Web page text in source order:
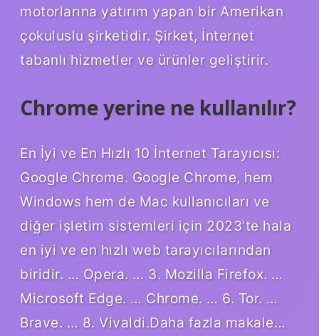
motorlarına yatırım yapan bir Amerikan
çokuluslu şirketidir. Şirket, İnternet
tabanlı hizmetler ve ürünler geliştirir.
Chrome yerine ne kullanılır?
En İyi ve En Hızlı 10 İnternet Tarayıcısı:
Google Chrome. Google Chrome, hem
Windows hem de Mac kullanıcıları ve
diğer işletim sistemleri için 2023’te hala
en iyi ve en hızlı web tarayıcılarından
biridir. … Opera. … 3. Mozilla Firefox. …
Microsoft Edge. … Chrome. … 6. Tor. …
Brave. … 8. Vivaldi.Daha fazla makale…